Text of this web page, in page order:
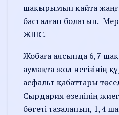
шақырымын қайта
басталған болатын.
ЖШС.
Жобаға аясында 6,7
аумақта жол негізінің
асфальт қабаттары
Сырдария өзенінің
бөгеті тазаланып, 1,4